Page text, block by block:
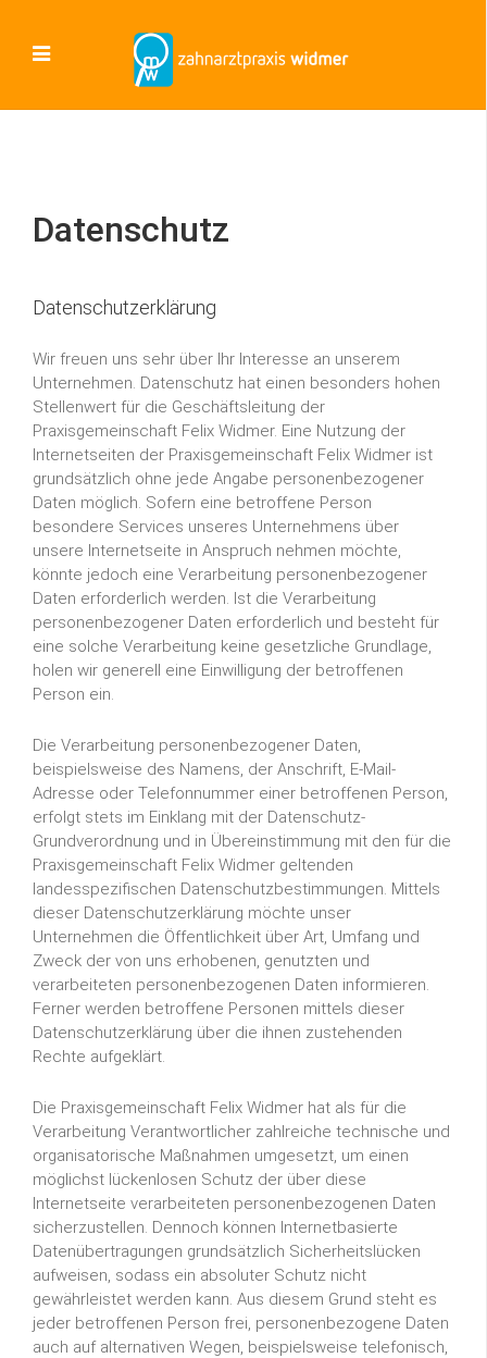
Datenschutz
Datenschutzerklärung
Wir freuen uns sehr über Ihr Interesse an unserem
Unternehmen. Datenschutz hat einen besonders hohen
Stellenwert für die Geschäftsleitung der
Praxisgemeinschaft Felix Widmer. Eine Nutzung der
Internetseiten der Praxisgemeinschaft Felix Widmer ist
grundsätzlich ohne jede Angabe personenbezogener
Daten möglich. Sofern eine betroffene Person
besondere Services unseres Unternehmens über
unsere Internetseite in Anspruch nehmen möchte,
könnte jedoch eine Verarbeitung personenbezogener
Daten erforderlich werden. Ist die Verarbeitung
personenbezogener Daten erforderlich und besteht für
eine solche Verarbeitung keine gesetzliche Grundlage,
holen wir generell eine Einwilligung der betroffenen
Person ein.
Die Verarbeitung personenbezogener Daten,
beispielsweise des Namens, der Anschrift, E-Mail-
Adresse oder Telefonnummer einer betroffenen Person,
erfolgt stets im Einklang mit der Datenschutz-
Grundverordnung und in Übereinstimmung mit den für die
Praxisgemeinschaft Felix Widmer geltenden
landesspezifischen Datenschutzbestimmungen. Mittels
dieser Datenschutzerklärung möchte unser
Unternehmen die Öffentlichkeit über Art, Umfang und
Zweck der von uns erhobenen, genutzten und
verarbeiteten personenbezogenen Daten informieren.
Ferner werden betroffene Personen mittels dieser
Datenschutzerklärung über die ihnen zustehenden
Rechte aufgeklärt.
Die Praxisgemeinschaft Felix Widmer hat als für die
Verarbeitung Verantwortlicher zahlreiche technische und
organisatorische Maßnahmen umgesetzt, um einen
möglichst lückenlosen Schutz der über diese
Internetseite verarbeiteten personenbezogenen Daten
sicherzustellen. Dennoch können Internetbasierte
Datenübertragungen grundsätzlich Sicherheitslücken
aufweisen, sodass ein absoluter Schutz nicht
gewährleistet werden kann. Aus diesem Grund steht es
jeder betroffenen Person frei, personenbezogene Daten
auch auf alternativen Wegen, beispielsweise telefonisch,